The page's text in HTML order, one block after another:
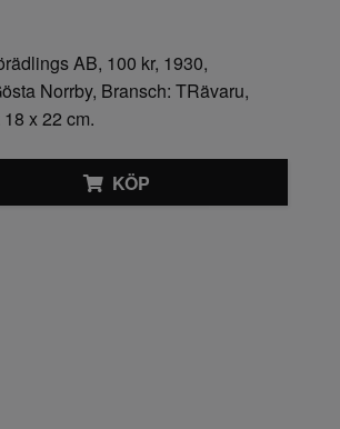
AB, 100 kr, 1930,
Norrby, Bransch: TRävaru,
x 22 cm.
KÖP